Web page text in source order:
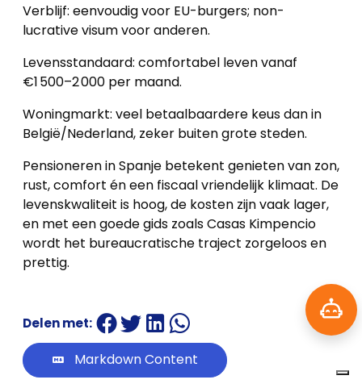
Verblijf: eenvoudig voor EU-burgers; non-
lucrative visum voor anderen.
Levensstandaard: comfortabel leven vanaf
€1 500–2 000 per maand.
Woningmarkt: veel betaalbaardere keus dan in
België/Nederland, zeker buiten grote steden.
Pensioneren in Spanje betekent genieten van zon,
rust, comfort én een fiscaal vriendelijk klimaat. De
levenskwaliteit is hoog, de kosten zijn vaak lager,
en met een goede gids zoals Casas Kimpencio
wordt het bureaucratische traject zorgeloos en
prettig.
Delen met:
Markdown Content